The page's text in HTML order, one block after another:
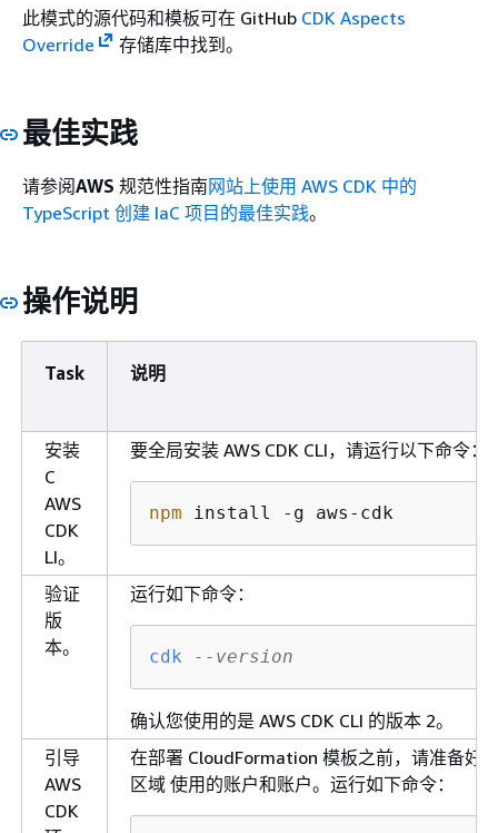
此模式的源代码和模板可在 GitHub CDK Aspects
Override
存储库中找到。
最佳实践
请参阅AWS 规范性指南网站上使用 AWS CDK 中的
TypeScript 创建 IaC 项目的最佳实践。
操作说明
Task 说明
安装
C
AWS
CDK
LI。
要全局安装 AWS CDK CLI，请运行以下命令：
npm install -g aws-cdk
验证
版
本。
运行如下命令：
cdk --version
确认您使用的是 AWS CDK CLI 的版本 2。
引导
AWS
CDK
在部署 CloudFormation 模板之前，请准备好
区域 使用的账户和账户。运行如下命令：